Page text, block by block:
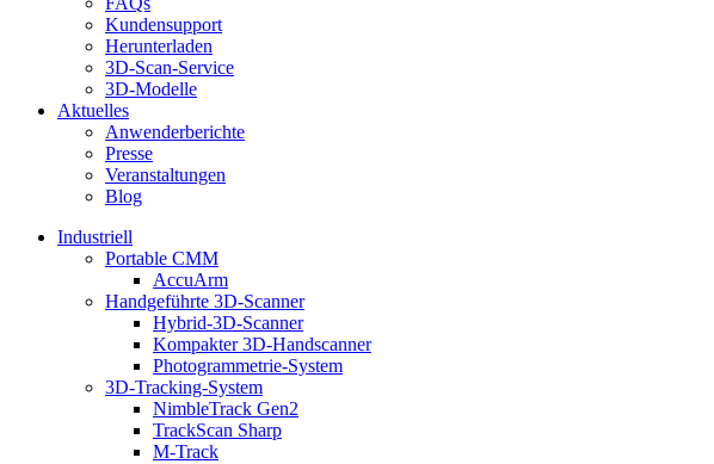
Kundensupport
Herunterladen
3D-Scan-Service
3D-Modelle
Aktuelles
Anwenderberichte
Presse
Veranstaltungen
Blog
Industriell
Portable CMM
AccuArm
Handgeführte 3D-Scanner
Hybrid-3D-Scanner
Kompakter 3D-Handscanner
Photogrammetrie-System
3D-Tracking-System
NimbleTrack Gen2
TrackScan Sharp
M-Track